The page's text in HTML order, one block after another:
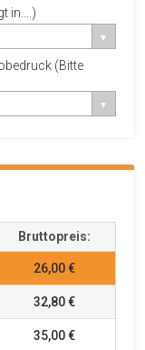
in....)
(Bitte
Bruttopreis:
26,00 €
32,80 €
35,00 €